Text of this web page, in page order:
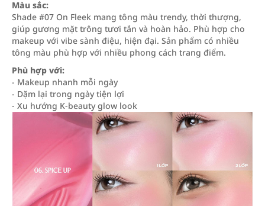
Màu sắc:
Shade #07 On Fleek mang tông màu trendy, thời thượng,
giúp gương mặt trông tươi tắn và hoàn hảo. Phù hợp cho
makeup với vibe sành điệu, hiện đại. Sản phẩm có nhiều
tông màu phù hợp với nhiều phong cách trang điểm.
Phù hợp với:
- Makeup nhanh mỗi ngày
- Dặm lại trong ngày tiện lợi
- Xu hướng K-beauty glow look